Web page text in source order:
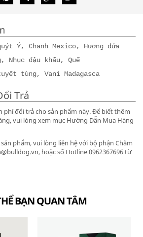
Ý, Chanh Mexico, Hương dứa
Nhục đậu khấu, Quế
tùng, Vani Madagasca
Trả
phí đổi trả cho sản phẩm này. Để biết thêm
vui lòng xem mục Hướng Dẫn Mua Hàng
phẩm, vui lòng liên hệ với bộ phận Chăm
hoặc số Hotline 0962367696 từ
BẠN QUAN TÂM